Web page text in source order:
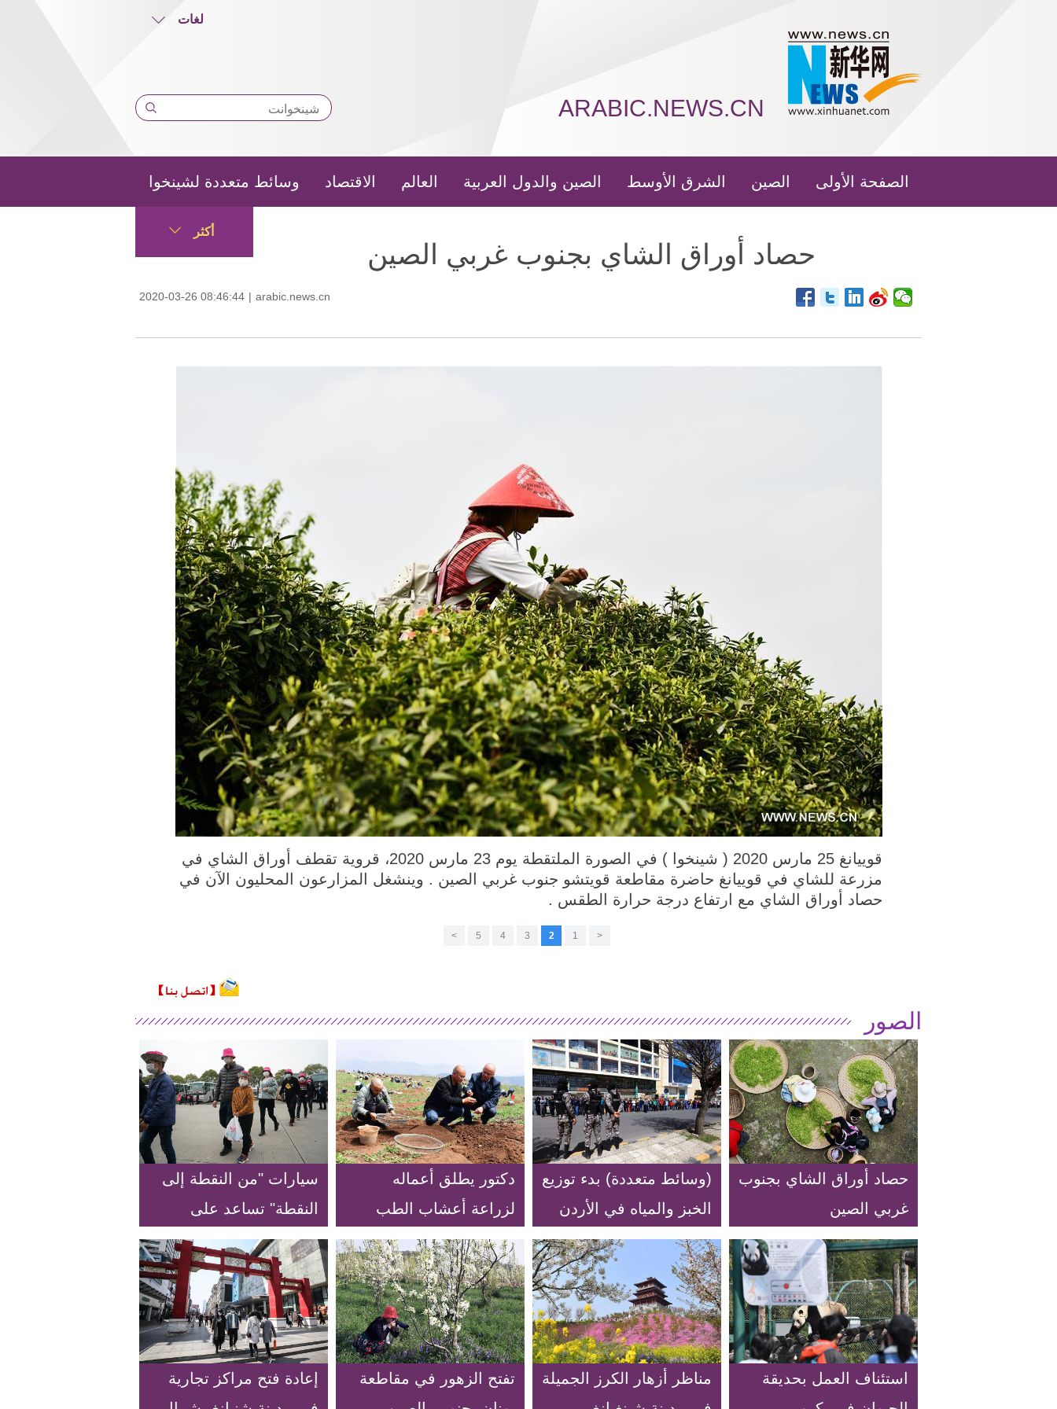
لغات
ARABIC.NEWS.CN
الصفحة الأولى الصين الشرق الأوسط الصين والدول العربية العالم الاقتصاد وسائط متعددة لشينخوا
أكثر
حصاد أوراق الشاي بجنوب غربي الصين
2020-03-26 08:46:44 | arabic.news.cn
قوييانغ 25 مارس 2020 ( شينخوا ) في الصورة الملتقطة يوم 23 مارس 2020، قروية تقطف أوراق الشاي في
مزرعة للشاي في قوييانغ حاضرة مقاطعة قويتشو جنوب غربي الصين . وينشغل المزارعون المحليون الآن في
حصاد أوراق الشاي مع ارتفاع درجة حرارة الطقس .
<
1
2
3
4
5
>
الصور
حصاد أوراق الشاي بجنوب
غربي الصين
(وسائط متعددة) بدء توزيع
الخبز والمياه في الأردن
وسط كوفيد-19
دكتور يطلق أعماله
لزراعة أعشاب الطب
الصيني التقليدي في
جنوب غربي الصين
سيارات "من النقطة إلى
النقطة" تساعد على
استئناف الأعمال
استئناف العمل بحديقة
مناظر أزهار الكرز الجميلة
تفتح الزهور في مقاطعة
إعادة فتح مراكز تجارية